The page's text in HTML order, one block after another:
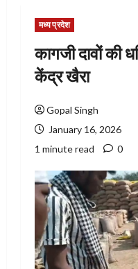
मध्य प्रदेश
कागजी दावों की
केंद्र खैरा
Gopal Singh
January 16, 2026
1 minute read
0